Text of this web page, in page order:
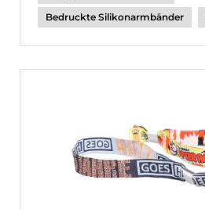
Bedruckte Silikonarmbänder